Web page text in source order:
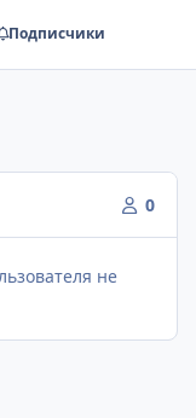
Подписчики
0
не